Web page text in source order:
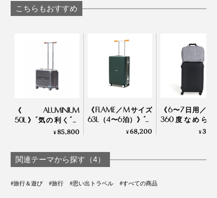
ッグ
こちらもおすすめ
《ALUMINIUM
50L》“気の利く”設
計、手を添えるだけ
TRUNK
ALUMINIUM」｜
¥85,800
《FLAME／Mサイズ
63L（4〜6泊）》“気
の利く”設計、手を添
ス「R TRUNK
FRAME」｜
¥68,200
《6〜7日用／
360度なめら
行、旅フリーク
ツケース」| Aww
¥
関連テーマから探す（4）
#旅行＆遊び #旅行 #思い出トラベル #すべての商品